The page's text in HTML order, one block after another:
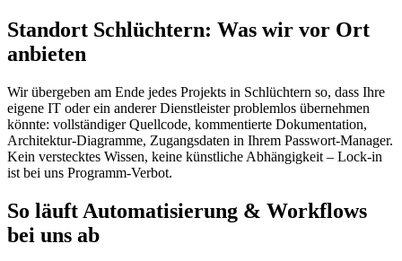
Standort Schlüchtern: Was wir vor Ort
anbieten
Wir übergeben am Ende jedes Projekts in Schlüchtern so, dass Ihre
eigene IT oder ein anderer Dienstleister problemlos übernehmen
könnte: vollständiger Quellcode, kommentierte Dokumentation,
Architektur-Diagramme, Zugangsdaten in Ihrem Passwort-Manager.
Kein verstecktes Wissen, keine künstliche Abhängigkeit – Lock-in
ist bei uns Programm-Verbot.
So läuft Automatisierung & Workflows
bei uns ab